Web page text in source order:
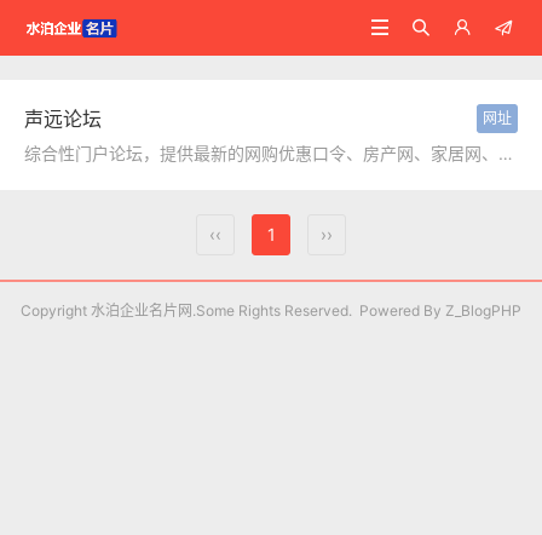




网址
声远论坛
综合性门户论坛，提供最新的网购优惠口令、房产网、家居网、房产、房地产、装修公司、家居网、二手车、时尚街拍、草根新闻的集散地，致力于为网民提供生活资讯、消费购物、人际交流一体化服务的大型互动平台。...
‹‹ 1 ››
Copyright 水泊企业名片网.Some Rights Reserved. Powered By Z_BlogPHP